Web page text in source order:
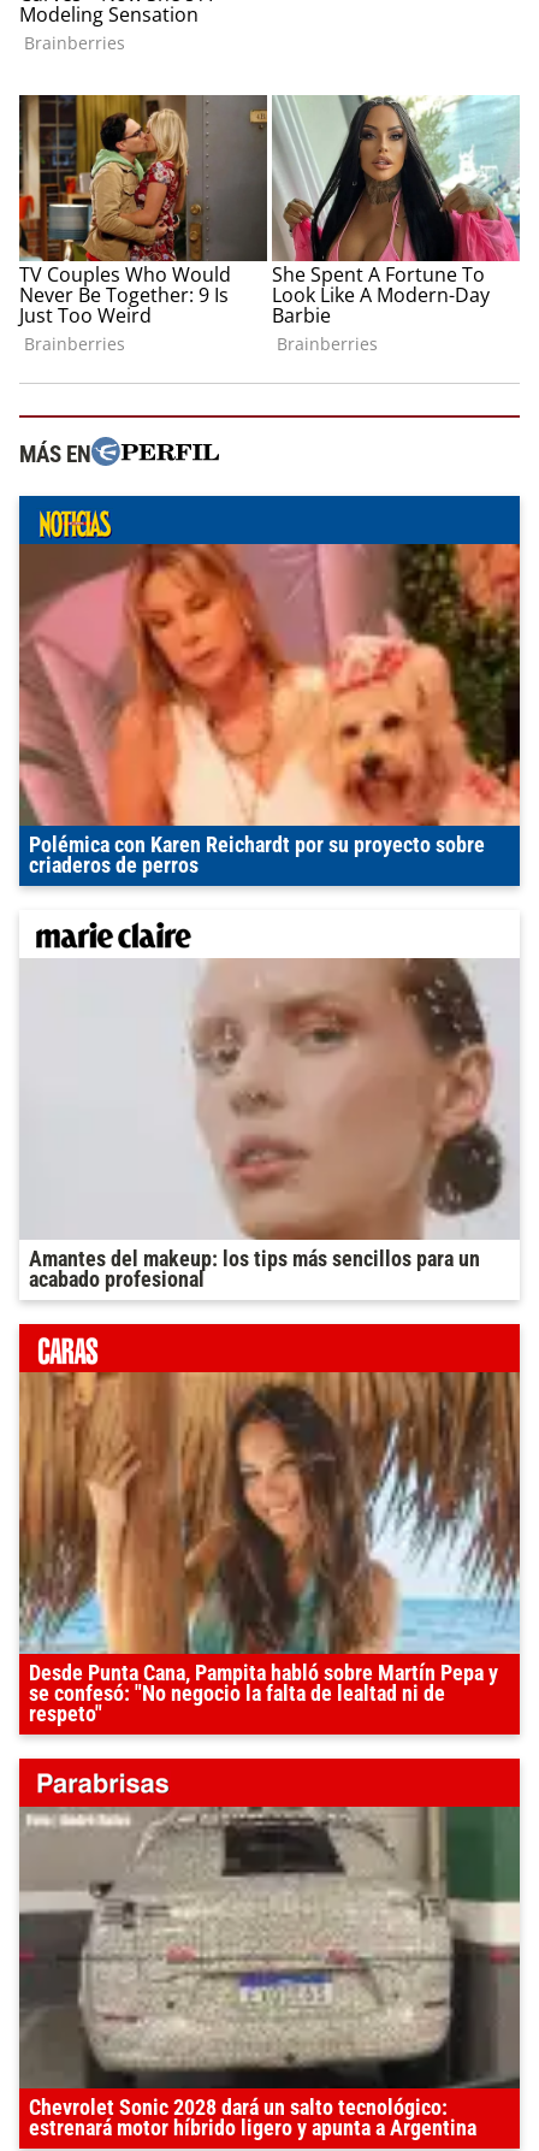
MÁS EN
Polémica con Karen Reichardt por su proyecto sobre
criaderos de perros
Amantes del makeup: los tips más sencillos para un
acabado profesional
Desde Punta Cana, Pampita habló sobre Martín Pepa y
se confesó: "No negocio la falta de lealtad ni de
respeto"
Chevrolet Sonic 2028 dará un salto tecnológico:
estrenará motor híbrido ligero y apunta a Argentina